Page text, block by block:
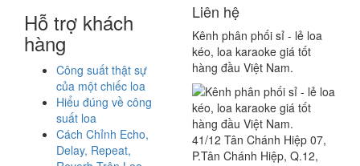
Hỗ trợ khách
hàng
Công suất thật sự
của một chiếc loa
Hiểu đúng về công
suất loa
Cách Chỉnh Echo,
Delay, Repeat,
Liên hệ
Kênh phân phối sỉ - lẻ loa
kéo, loa karaoke giá tốt
hàng đầu Việt Nam.
41/12 Tân Chánh Hiệp 07,
P.Tân Chánh Hiệp, Q.12,